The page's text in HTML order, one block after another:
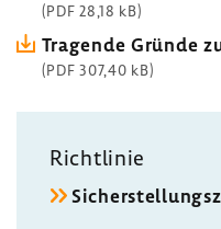
(PDF 28,18 kB)
Tragende Gründe
(PDF 307,40 kB)
Richtlinie